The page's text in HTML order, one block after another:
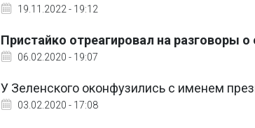
19.11.2022 - 19:12
Пристайко отреагировал на разговоры о
06.02.2020 - 19:07
У Зеленского оконфузились с именем
03.02.2020 - 17:08